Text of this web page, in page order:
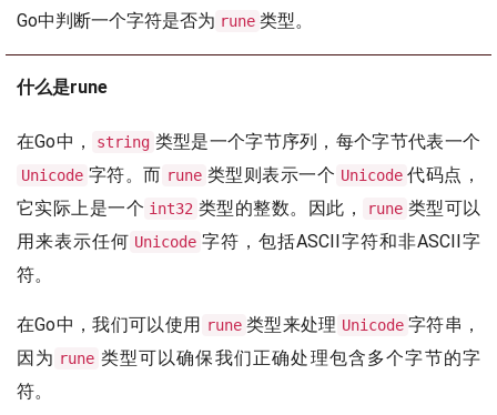
Go中判断一个字符是否为 rune 类型。
什么是rune
在Go中， string 类型是一个字节序列，每个字节代表一个
Unicode 字符。而 rune 类型则表示一个 Unicode 代码点，
它实际上是一个 int32 类型的整数。因此， rune 类型可以
用来表示任何 Unicode 字符，包括ASCII字符和非ASCII字
符。
在Go中，我们可以使用 rune 类型来处理 Unicode 字符串，
因为 rune 类型可以确保我们正确处理包含多个字节的字
符。